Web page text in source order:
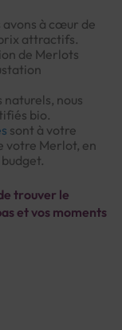
avons à cœur de
attractifs.
de Merlots
naturels, nous
bio.
sont à votre
votre Merlot, en
trouver le
et vos moments